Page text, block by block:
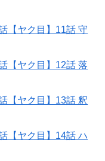
【ヤク目】11話 守
【ヤク目】12話 落
【ヤク目】13話 釈
【ヤク目】14話 ハ